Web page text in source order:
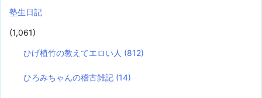
塾生日記
(1,061)
ひげ植竹の教えてエロい人 (812)
ひろみちゃんの稽古雑記 (14)